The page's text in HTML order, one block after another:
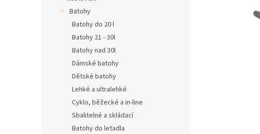
Batohy
Batohy do 20 l
Batohy 21 - 30l
Batohy nad 30l
Dámské batohy
Dětské batohy
Lehké a ultralehké
Cyklo, běžecké a in-line
Sbalitelné a skládací
Batohy do letadla